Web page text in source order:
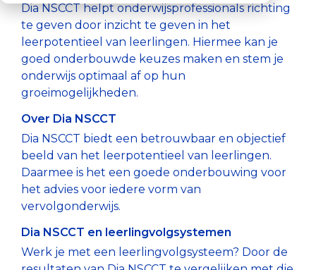
het is om
helder en
objectief
inzicht te
hebben in
hun
M et onze
betrouwbare
en
toegankelijke
toetsen en
aansluitend
oefenmateriaal
kan jij je
focussen op
om gezonde
en positieve
groei. Met
onze
toegankelijke
toetsen en
oefenmateriaal
kan jij je
focussen op
wat echt telt:
richting
geven aan je
onderwijs en
juist ook van
scholen. Met
Dia krijg je
een helder
Groeiwijzer,
onze toetsen
en
vormen
samen een
uniek en
Dia
leerlingvolgsysteem
(LVS) of al
verder
gevorderd
bent, wij
bieden een
aanbod aan
trainingen.
Zo kun jij
optimaal
gebruikmaken
van onze
toetsen en
tools.
en
voortgezet
onderwijs.
Tijdens de
webinars
delen onze
tips,
waardevolle
inzichten en
de nieuwste
van onze
producten.
Onze blogs
toetsen en
methodeonafhankelijk
oefenmateriaal.
Over ons
geven aan
groei van
leerlingen.
de
producten
en diensten
van Dia.
Dia NSCCT helpt onderwijsprofessionals richting
te geven door inzicht te geven in het
leerpotentieel van leerlingen. Hiermee kan je
goed onderbouwde keuzes maken en stem je
onderwijs optimaal af op hun
groeimogelijkheden.
Over Dia NSCCT
Dia NSCCT biedt een betrouwbaar en objectief
beeld van het leerpotentieel van leerlingen.
Daarmee is het een goede onderbouwing voor
het advies voor iedere vorm van
vervolgonderwijs.
Dia NSCCT en leerlingvolgsystemen
Werk je met een leerlingvolgsysteem? Door de